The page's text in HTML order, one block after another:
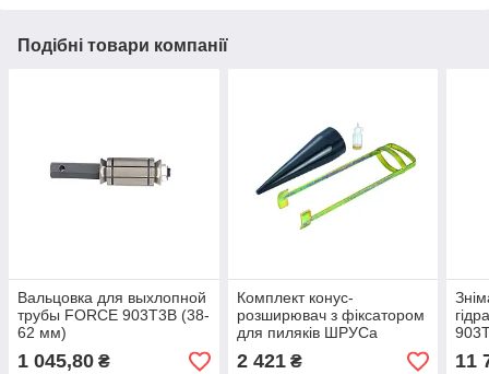
Подібні товари компанії
Вальцовка для выхлопной
трубы FORCE 903T3B (38-
62 мм)
1 045,80 ₴
Комплект конус-
розширювач з фіксатором
для пиляків ШРУСа
FORCE 903T1 3 пр.
2 421₴ 11